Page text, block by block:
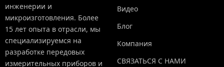
инженерии и
микроизготовления. Более
15 лет опыта в отрасли, мы
специализируемся на
разработке передовых
измерительных приборов и
Видео
Блог
Компания
СВЯЗАТЬСЯ С НАМИ